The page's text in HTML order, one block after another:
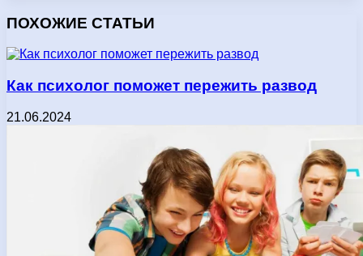
ПОХОЖИЕ СТАТЬИ
Как психолог поможет пережить развод
21.06.2024